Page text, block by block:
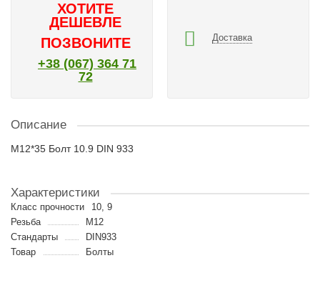
ХОТИТЕ
ДЕШЕВЛЕ
ПОЗВОНИТЕ
+38 (067) 364 71
72
Доставка
Описание
M12*35 Болт 10.9 DIN 933
Характеристики
Класс прочности
10, 9
Резьба
M12
Стандарты
DIN933
Товар
Болты